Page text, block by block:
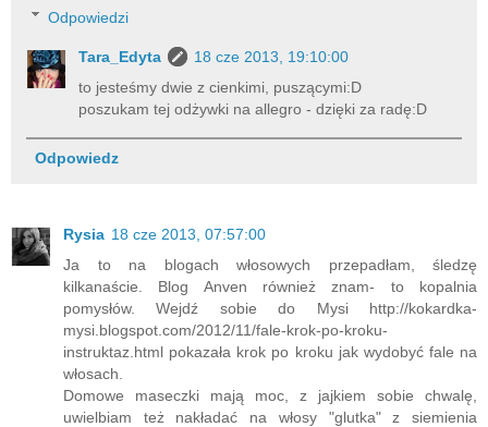
Odpowiedzi
Tara_Edyta
18 cze 2013, 19:10:00
to jesteśmy dwie z cienkimi, puszącymi:D
poszukam tej odżywki na allegro - dzięki za radę:D
Odpowiedz
Rysia 18 cze 2013, 07:57:00
Ja to na blogach włosowych przepadłam, śledzę
kilkanaście. Blog Anven również znam- to kopalnia
pomysłów. Wejdź sobie do Mysi http://kokardka-
mysi.blogspot.com/2012/11/fale-krok-po-kroku-
instruktaz.html pokazała krok po kroku jak wydobyć fale na
włosach.
Domowe maseczki mają moc, z jajkiem sobie chwalę,
uwielbiam też nakładać na włosy "glutka" z siemienia